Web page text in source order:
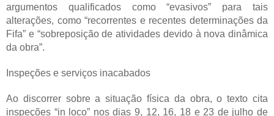
argumentos qualificados como “evasivos” para tais
alterações, como “recorrentes e recentes determinações da
Fifa” e “sobreposição de atividades devido à nova dinâmica
da obra”.
Inspeções e serviços inacabados
Ao discorrer sobre a situação física da obra, o texto cita
inspeções “in loco” nos dias 9, 12, 16, 18 e 23 de julho de